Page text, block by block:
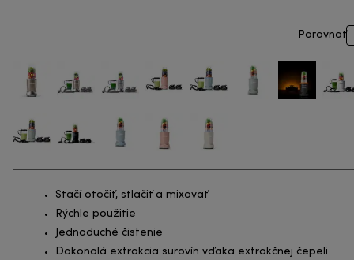
Porovnať
Stačí otočiť, stlačiť a mixovať
Rýchle použitie
Jednoduché čistenie
Dokonalá extrakcia surovín vďaka extrakčnej čepeli